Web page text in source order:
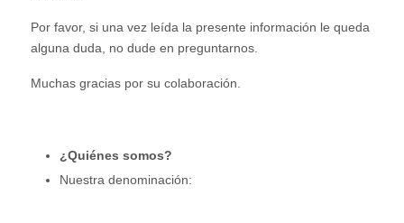
Por favor, si una vez leída la presente información le queda
alguna duda, no dude en preguntarnos.
Muchas gracias por su colaboración.
¿Quiénes somos?
Nuestra denominación: